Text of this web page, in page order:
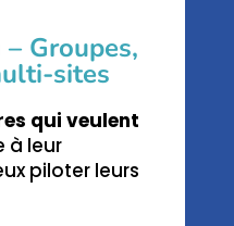
Groupes,
sites
qui veulent
à leur
piloter leurs